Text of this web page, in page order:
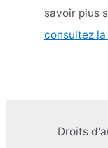
savoir plus
consultez
Droits